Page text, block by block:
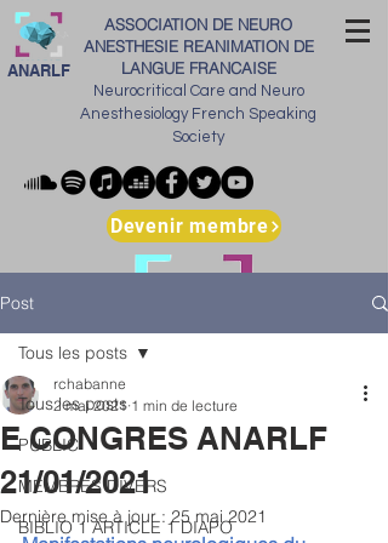
ASSOCIATION DE NEURO
ANESTHESIE REANIMATION DE
LANGUE FRANCAISE
Neurocritical Care and Neuro
Anesthesiology French Speaking
Society
ANARLF
Devenir membre
Post
Tous les posts
PUBLIC
MEMBRES DIVERS
BIBLIO 1 ARTICLE 1 DIAPO
Tous les posts
E CONGRES ANARLF
21/01/2021
rchabanne
2 mai 2021 1 min de lecture
Dernière mise à jour : 25 mai 2021